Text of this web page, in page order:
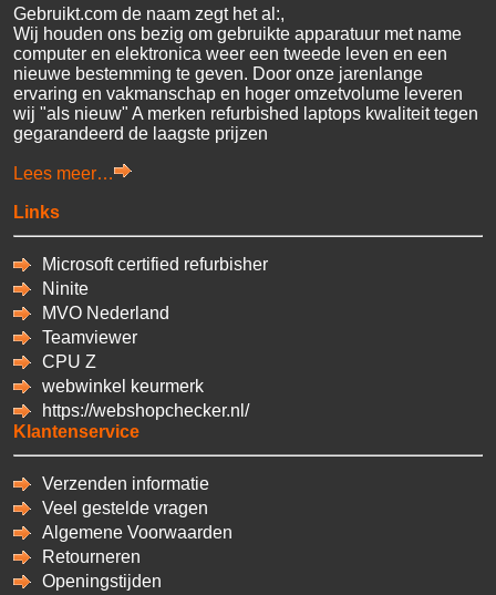
Gebruikt.com de naam zegt het al:,
Wij houden ons bezig om gebruikte apparatuur met name
computer en elektronica weer een tweede leven en een
nieuwe bestemming te geven. Door onze jarenlange
ervaring en vakmanschap en hoger omzetvolume leveren
wij "als nieuw" A merken refurbished laptops kwaliteit tegen
gegarandeerd de laagste prijzen
Lees meer…
Links
Microsoft certified refurbisher
Ninite
MVO Nederland
Teamviewer
CPU Z
webwinkel keurmerk
https://webshopchecker.nl/
Klantenservice
Verzenden informatie
Veel gestelde vragen
Algemene Voorwaarden
Retourneren
Openingstijden